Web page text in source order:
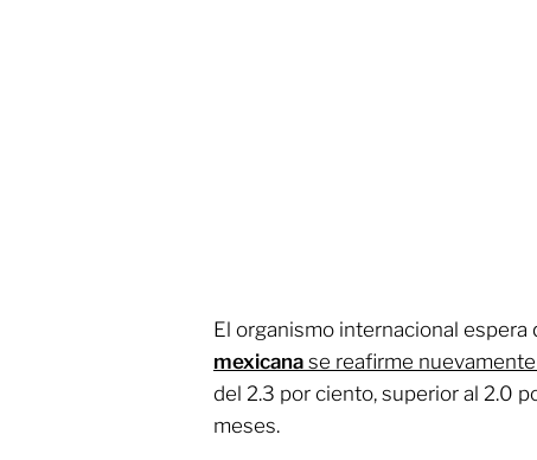
El organismo internacional espera
mexicana se reafirme
del 2.3 por ciento, superior al 2.0
meses.